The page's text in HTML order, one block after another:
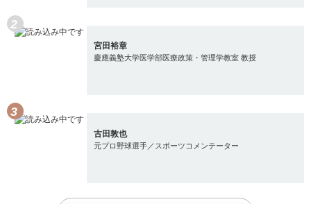
宮田裕章
慶應義塾大学医学部医療政策・管理学教室 教授
古田敦也
元プロ野球選手／スポーツコメンテーター